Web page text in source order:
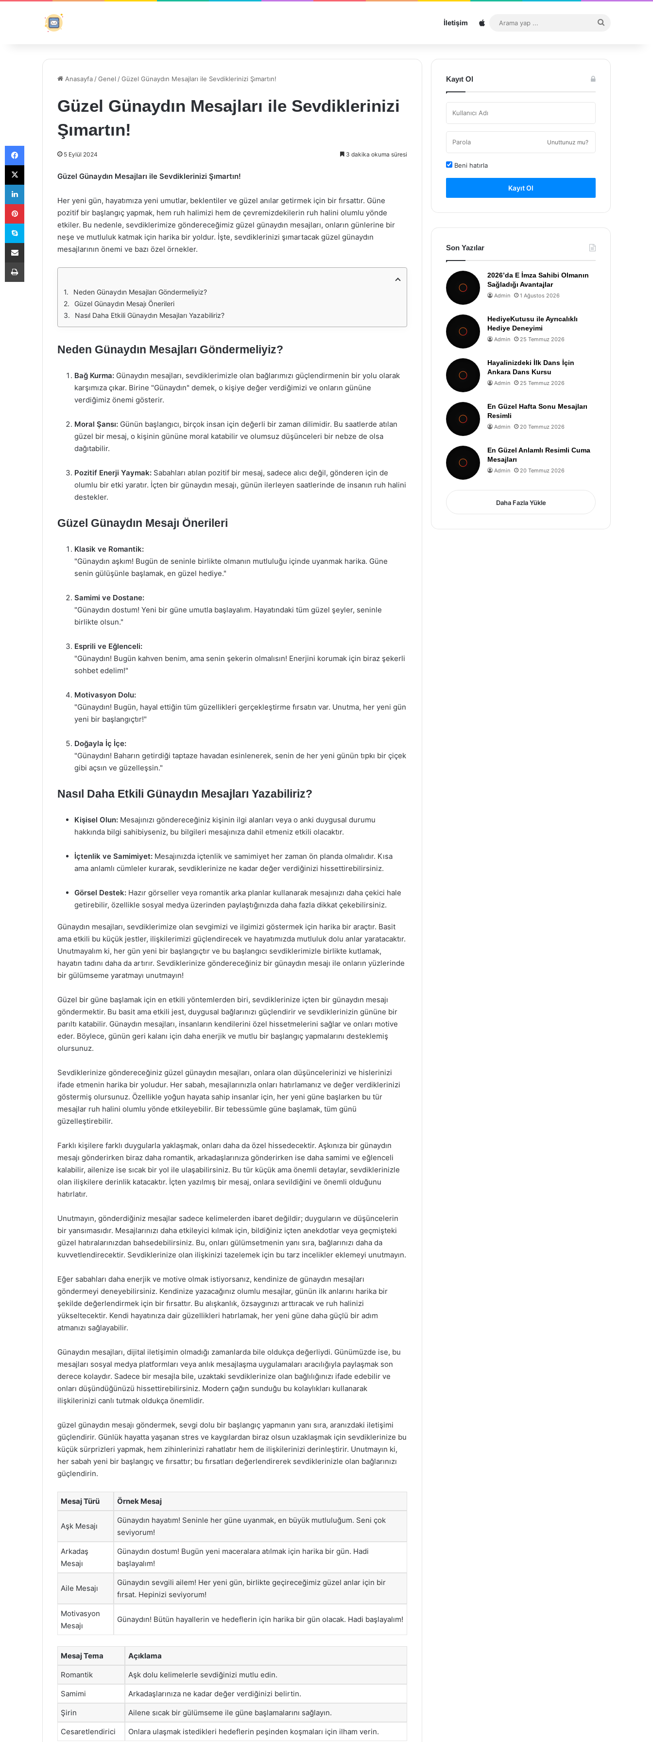
İletişim Sitemap
...
Anasayfa /Genel /Güzel Günaydın Mesajları ile Sevdiklerinizi Şımartın!
Güzel Günaydın Mesajları ile Sevdiklerinizi
Şımartın!
5 Eylül 2024 3 dakika okuma süresi
Güzel Günaydın Mesajları ile Sevdiklerinizi Şımartın!
Her yeni gün, hayatımıza yeni umutlar, beklentiler ve güzel anılar getirmek için bir fırsattır. Güne
pozitif bir başlangıç yapmak, hem ruh halimizi hem de çevremizdekilerin ruh halini olumlu yönde
etkiler. Bu nedenle, sevdiklerimize göndereceğimiz güzel günaydın mesajları, onların günlerine bir
neşe ve mutluluk katmak için harika bir yoldur. İşte, sevdiklerinizi şımartacak güzel günaydın
mesajlarının önemi ve bazı özel örnekler.
Neden Günaydın Mesajları Göndermeliyiz?
Güzel Günaydın Mesajı Önerileri
Nasıl Daha Etkili Günaydın Mesajları Yazabiliriz?
Neden Günaydın Mesajları Göndermeliyiz?
Bağ Kurma: Günaydın mesajları, sevdiklerimizle olan bağlarımızı güçlendirmenin bir yolu olarak
karşımıza çıkar. Birine "Günaydın" demek, o kişiye değer verdiğimizi ve onların gününe
verdiğimiz önemi gösterir.
Moral Şansı: Günün başlangıcı, birçok insan için değerli bir zaman dilimidir. Bu saatlerde atılan
güzel bir mesaj, o kişinin gününe moral katabilir ve olumsuz düşünceleri bir nebze de olsa
dağıtabilir.
Pozitif Enerji Yaymak: Sabahları atılan pozitif bir mesaj, sadece alıcı değil, gönderen için de
olumlu bir etki yaratır. İçten bir günaydın mesajı, günün ilerleyen saatlerinde de insanın ruh halini
destekler.
Güzel Günaydın Mesajı Önerileri
Klasik ve Romantik:
"Günaydın aşkım! Bugün de seninle birlikte olmanın mutluluğu içinde uyanmak harika. Güne
senin gülüşünle başlamak, en güzel hediye."
Samimi ve Dostane:
"Günaydın dostum! Yeni bir güne umutla başlayalım. Hayatındaki tüm güzel şeyler, seninle
birlikte olsun."
Esprili ve Eğlenceli:
"Günaydın! Bugün kahven benim, ama senin şekerin olmalısın! Enerjini korumak için biraz şekerli
sohbet edelim!"
Motivasyon Dolu:
"Günaydın! Bugün, hayal ettiğin tüm güzellikleri gerçekleştirme fırsatın var. Unutma, her yeni gün
yeni bir başlangıçtır!"
Doğayla İç İçe:
"Günaydın! Baharın getirdiği taptaze havadan esinlenerek, senin de her yeni günün tıpkı bir çiçek
gibi açsın ve güzelleşsin."
Nasıl Daha Etkili Günaydın Mesajları Yazabiliriz?
Kişisel Olun: Mesajınızı göndereceğiniz kişinin ilgi alanları veya o anki duygusal durumu
hakkında bilgi sahibiyseniz, bu bilgileri mesajınıza dahil etmeniz etkili olacaktır.
İçtenlik ve Samimiyet: Mesajınızda içtenlik ve samimiyet her zaman ön planda olmalıdır. Kısa
ama anlamlı cümleler kurarak, sevdiklerinize ne kadar değer verdiğinizi hissettirebilirsiniz.
Görsel Destek: Hazır görseller veya romantik arka planlar kullanarak mesajınızı daha çekici hale
getirebilir, özellikle sosyal medya üzerinden paylaştığınızda daha fazla dikkat çekebilirsiniz.
Günaydın mesajları, sevdiklerimize olan sevgimizi ve ilgimizi göstermek için harika bir araçtır. Basit
ama etkili bu küçük jestler, ilişkilerimizi güçlendirecek ve hayatımızda mutluluk dolu anlar yaratacaktır.
Unutmayalım ki, her gün yeni bir başlangıçtır ve bu başlangıcı sevdiklerimizle birlikte kutlamak,
hayatın tadını daha da artırır. Sevdiklerinize göndereceğiniz bir günaydın mesajı ile onların yüzlerinde
bir gülümseme yaratmayı unutmayın!
Güzel bir güne başlamak için en etkili yöntemlerden biri, sevdiklerinize içten bir günaydın mesajı
göndermektir. Bu basit ama etkili jest, duygusal bağlarınızı güçlendirir ve sevdiklerinizin gününe bir
parıltı katabilir. Günaydın mesajları, insanların kendilerini özel hissetmelerini sağlar ve onları motive
eder. Böylece, günün geri kalanı için daha enerjik ve mutlu bir başlangıç yapmalarını desteklemiş
olursunuz.
Sevdiklerinize göndereceğiniz güzel günaydın mesajları, onlara olan düşüncelerinizi ve hislerinizi
ifade etmenin harika bir yoludur. Her sabah, mesajlarınızla onları hatırlamanız ve değer verdiklerinizi
göstermiş olursunuz. Özellikle yoğun hayata sahip insanlar için, her yeni güne başlarken bu tür
mesajlar ruh halini olumlu yönde etkileyebilir. Bir tebessümle güne başlamak, tüm günü
güzelleştirebilir.
Farklı kişilere farklı duygularla yaklaşmak, onları daha da özel hissedecektir. Aşkınıza bir günaydın
mesajı gönderirken biraz daha romantik, arkadaşlarınıza gönderirken ise daha samimi ve eğlenceli
kalabilir, ailenize ise sıcak bir yol ile ulaşabilirsiniz. Bu tür küçük ama önemli detaylar, sevdiklerinizle
olan ilişkilere derinlik katacaktır. İçten yazılmış bir mesaj, onlara sevildiğini ve önemli olduğunu
hatırlatır.
Unutmayın, gönderdiğiniz mesajlar sadece kelimelerden ibaret değildir; duyguların ve düşüncelerin
bir yansımasıdır. Mesajlarınızı daha etkileyici kılmak için, bildiğiniz içten anekdotlar veya geçmişteki
güzel hatıralarınızdan bahsedebilirsiniz. Bu, onları gülümsetmenin yanı sıra, bağlarınızı daha da
kuvvetlendirecektir. Sevdiklerinize olan ilişkinizi tazelemek için bu tarz incelikler eklemeyi unutmayın.
Eğer sabahları daha enerjik ve motive olmak istiyorsanız, kendinize de günaydın mesajları
göndermeyi deneyebilirsiniz. Kendinize yazacağınız olumlu mesajlar, günün ilk anlarını harika bir
şekilde değerlendirmek için bir fırsattır. Bu alışkanlık, özsaygınızı arttıracak ve ruh halinizi
yükseltecektir. Kendi hayatınıza dair güzellikleri hatırlamak, her yeni güne daha güçlü bir adım
atmanızı sağlayabilir.
Günaydın mesajları, dijital iletişimin olmadığı zamanlarda bile oldukça değerliydi. Günümüzde ise, bu
mesajları sosyal medya platformları veya anlık mesajlaşma uygulamaları aracılığıyla paylaşmak son
derece kolaydır. Sadece bir mesajla bile, uzaktaki sevdiklerinize olan bağlılığınızı ifade edebilir ve
onları düşündüğünüzü hissettirebilirsiniz. Modern çağın sunduğu bu kolaylıkları kullanarak
ilişkilerinizi canlı tutmak oldukça önemlidir.
güzel günaydın mesajı göndermek, sevgi dolu bir başlangıç yapmanın yanı sıra, aranızdaki iletişimi
güçlendirir. Günlük hayatta yaşanan stres ve kaygılardan biraz olsun uzaklaşmak için sevdiklerinize bu
küçük sürprizleri yapmak, hem zihinlerinizi rahatlatır hem de ilişkilerinizi derinleştirir. Unutmayın ki,
her sabah yeni bir başlangıç ve fırsattır; bu fırsatları değerlendirerek sevdiklerinizle olan bağlarınızı
güçlendirin.
Mesaj Türü Örnek Mesaj
Aşk Mesajı
Günaydın hayatım! Seninle her güne uyanmak, en büyük mutluluğum. Seni çok
seviyorum!
Arkadaş
Mesajı
Günaydın dostum! Bugün yeni maceralara atılmak için harika bir gün. Hadi
başlayalım!
Aile Mesajı
Günaydın sevgili ailem! Her yeni gün, birlikte geçireceğimiz güzel anlar için bir
fırsat. Hepinizi seviyorum!
Motivasyon
Mesajı
Günaydın! Bütün hayallerin ve hedeflerin için harika bir gün olacak. Hadi başlayalım!
Mesaj Tema Açıklama
Romantik Aşk dolu kelimelerle sevdiğinizi mutlu edin.
Samimi Arkadaşlarınıza ne kadar değer verdiğinizi belirtin.
Şirin Ailene sıcak bir gülümseme ile güne başlamalarını sağlayın.
Cesaretlendirici Onlara ulaşmak istedikleri hedeflerin peşinden koşmaları için ilham verin.
Kayıt Ol
Unuttunuz mu?
Beni hatırla
Kayıt Ol
Son Yazılar
2026’da E İmza Sahibi Olmanın
Sağladığı Avantajlar
Admin 1 Ağustos 2026
HediyeKutusu ile Ayrıcalıklı
Hediye Deneyimi
Admin 25 Temmuz 2026
Hayalinizdeki İlk Dans İçin
Ankara Dans Kursu
Admin 25 Temmuz 2026
En Güzel Hafta Sonu Mesajları
Resimli
Admin 20 Temmuz 2026
En Güzel Anlamlı Resimli Cuma
Mesajları
Admin 20 Temmuz 2026
Daha Fazla Yükle
Facebook
X
LinkedIn
Pinterest
Skype
E-Posta ile paylaş